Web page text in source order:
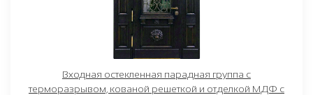
Входная остекленная парадная группа с
терморазрывом, кованой решеткой и отделкой МДФ с